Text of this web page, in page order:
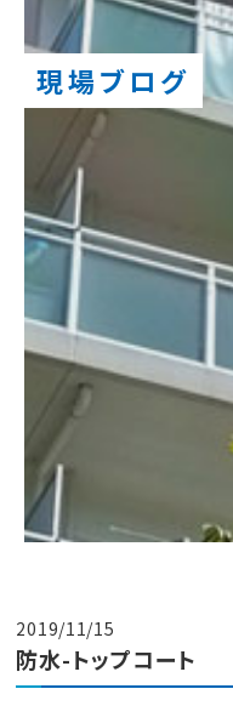
現場ブログ
2019/11/15
防水-トップコート